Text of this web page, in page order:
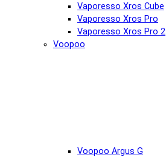
Vaporesso Xros Cube
Vaporesso Xros Pro
Vaporesso Xros Pro 2
Voopoo
Voopoo Argus G